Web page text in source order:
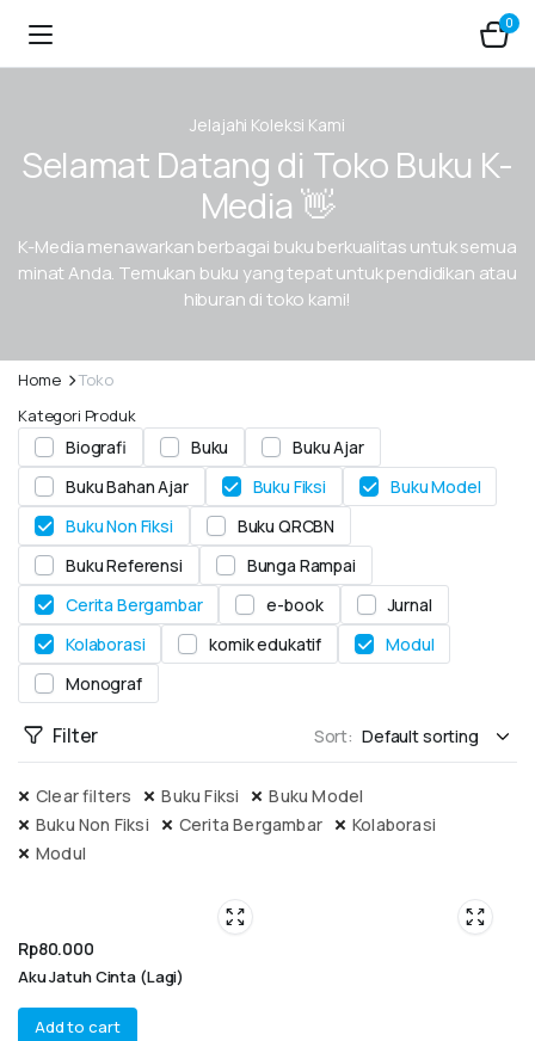
0
Jelajahi Koleksi Kami
Selamat Datang di Toko Buku K-
Media 👋
K-Media menawarkan berbagai buku berkualitas untuk semua
minat Anda. Temukan buku yang tepat untuk pendidikan atau
hiburan di toko kami!
Home
Toko
Kategori Produk
Biografi Buku
Buku Ajar
Buku Bahan Ajar
Buku Fiksi
Buku Model
Buku Non Fiksi
Buku QRCBN
Buku Referensi
Bunga Rampai
Cerita Bergambar
e-book
Jurnal
Kolaborasi
komik edukatif
Modul
Monograf
Filter Sort:
Clear filters Buku Fiksi
Buku Model
Buku Non Fiksi
Cerita Bergambar
Kolaborasi
Modul
Rp80.000
Aku Jatuh Cinta (Lagi)
Add to cart